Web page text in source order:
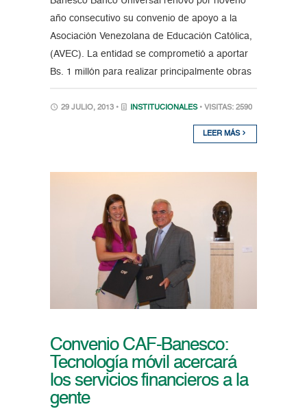
año consecutivo su convenio de apoyo a la
Asociación Venezolana de Educación Católica,
(AVEC). La entidad se comprometió a aportar
Bs. 1 millón para realizar principalmente obras
29 JULIO, 2013 • INSTITUCIONALES • VISITAS: 2590
LEER MÁS
Convenio CAF-Banesco:
Tecnología móvil acercará
los servicios financieros a la
gente